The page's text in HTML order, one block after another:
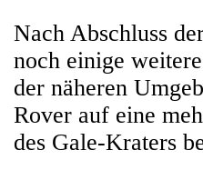
Nach Abschluss
noch einige
der näheren
Rover auf eine
des Gale-Kraters